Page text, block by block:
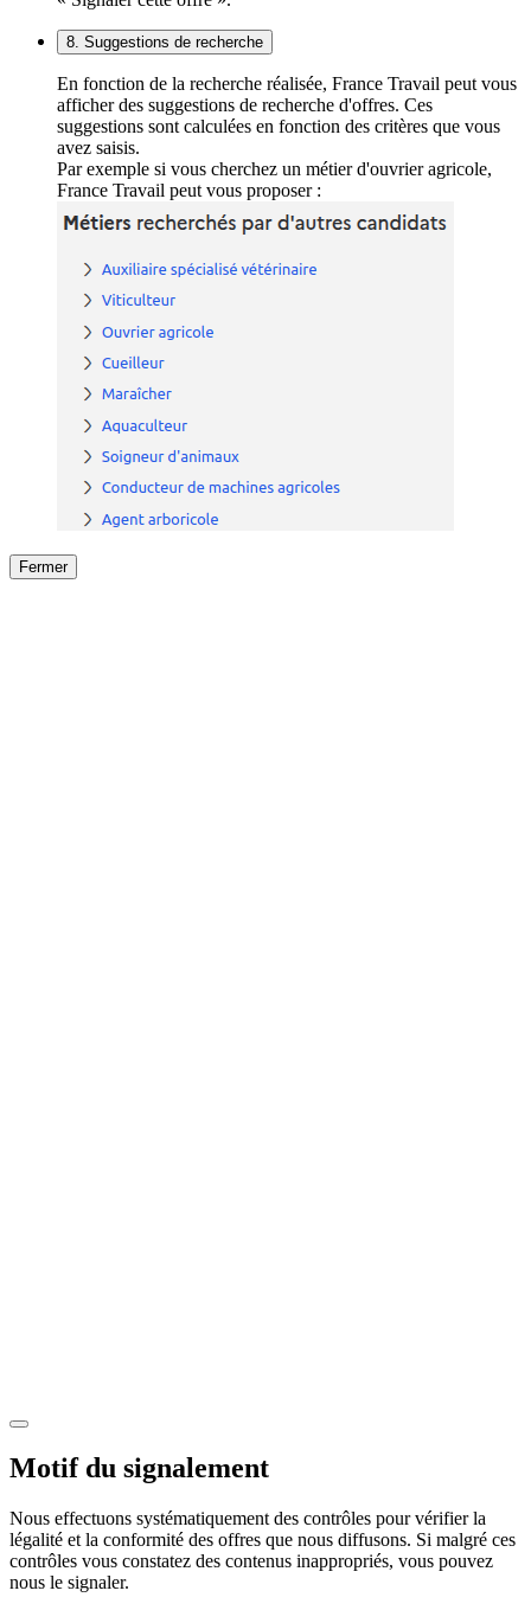
8. Suggestions de recherche
En fonction de la recherche réalisée, France Travail peut vous
afficher des suggestions de recherche d'offres. Ces
suggestions sont calculées en fonction des critères que vous
avez saisis.
Par exemple si vous cherchez un métier d'ouvrier agricole,
France Travail peut vous proposer :
Fermer
Motif du signalement
Nous effectuons systématiquement des contrôles pour vérifier la
légalité et la conformité des offres que nous diffusons. Si malgré ces
contrôles vous constatez des contenus inappropriés, vous pouvez
nous le signaler.